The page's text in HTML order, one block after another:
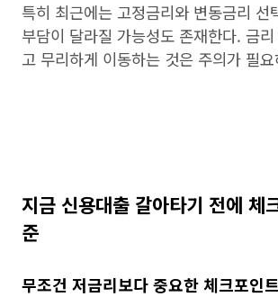
특히 최근에는 고정금리와 변동금리 선
부담이 달라질 가능성도 존재한다. 금
고 무리하게 이동하는 것은 주의가 필
지금 신용대출 갈아타기 전에 체
준
무조건 저금리보다 중요한 체크포인트